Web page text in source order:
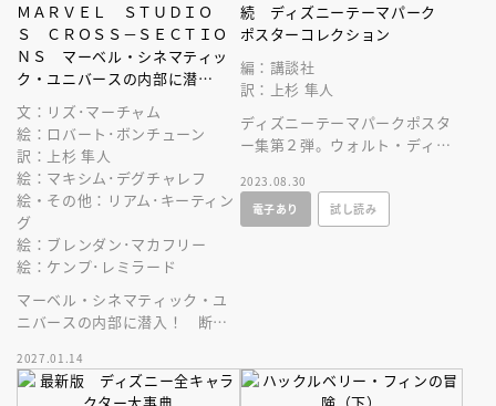
ＭＡＲＶＥＬ ＳＴＵＤＩＯ
Ｓ ＣＲＯＳＳ－ＳＥＣＴＩＯ
ＮＳ マーベル・シネマティッ
ク・ユニバースの内部に潜
入！ 断面図から仕組みまでを
徹底解析
文：リズ･マーチャム
絵：ロバート･ボンチューン
訳：上杉 隼人
絵：マキシム･デグチャレフ
絵・その他：リアム･キーティン
グ
絵：ブレンダン･マカフリー
絵：ケンプ･レミラード
マーベル・シネマティック・ユ
ニバースの内部に潜入！ 断面
ることのできなかった秘密を徹
底解析！
2027.01.14
続 ディズニーテーマパーク
ポスターコレクション
編：講談社
訳：上杉 隼人
ディズニーテーマパークポスタ
ー集第２弾。ウォルト・ディズ
か新しい魅力的なポスターを多
数掲載！
2023.08.30
電子あり
試し読み